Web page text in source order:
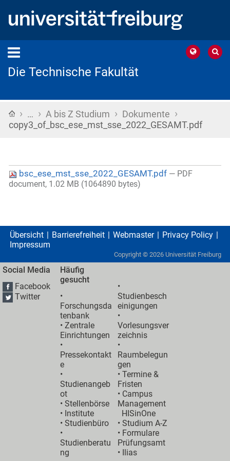
Die Technische Fakultät
Startseite
› … › A bis Z Studium › Dokumente ›
copy3_of_bsc_ese_mst_sse_2022_GESAMT.pdf
bsc_ese_mst_sse_2022_GESAMT.pdf — PDF
document, 1.02 MB (1064890 bytes)
Übersicht Barrierefreiheit Webmaster
Privacy Policy
Impressum
Copyright © 2026 Universität Freiburg
Social Media
Facebook
Twitter
Häufig
gesucht
•
Forschungsda
tenbank
•Zentrale
Einrichtungen
•
Pressekontakt
e
•
Studienangeb
ot
•Stellenbörse
• Institute
•Studienbüro
•
Studienberatu
ng
•
Studienbesch
einigungen
•
Vorlesungsver
zeichnis
•
Raumbelegun
gen
•Termine &
Fristen
• Campus
Management
HISinOne
•Studium A-Z
• Formulare
Prüfungsamt
• Ilias